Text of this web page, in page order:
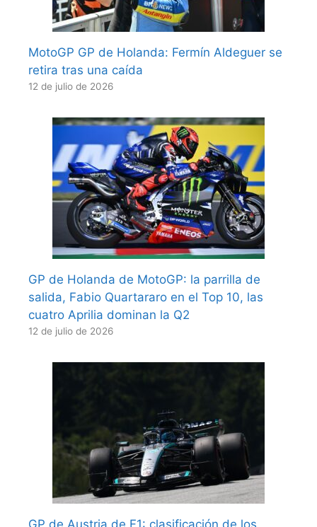
MotoGP GP de Holanda: Fermín Aldeguer se
retira tras una caída
12 de julio de 2026
GP de Holanda de MotoGP: la parrilla de
salida, Fabio Quartararo en el Top 10, las
cuatro Aprilia dominan la Q2
12 de julio de 2026
GP de Austria de F1: clasificación de los